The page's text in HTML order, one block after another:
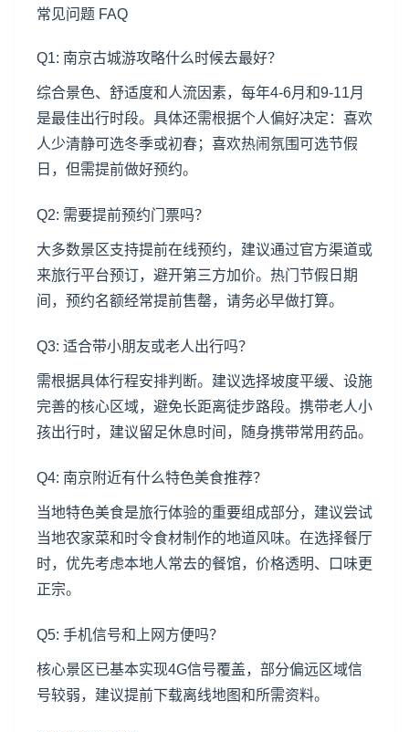
常见问题 FAQ
Q1: 南京古城游攻略什么时候去最好？
综合景色、舒适度和人流因素，每年4-6月和9-11月
是最佳出行时段。具体还需根据个人偏好决定：喜欢
人少清静可选冬季或初春；喜欢热闹氛围可选节假
日，但需提前做好预约。
Q2: 需要提前预约门票吗？
大多数景区支持提前在线预约，建议通过官方渠道或
来旅行平台预订，避开第三方加价。热门节假日期
间，预约名额经常提前售罄，请务必早做打算。
Q3: 适合带小朋友或老人出行吗？
需根据具体行程安排判断。建议选择坡度平缓、设施
完善的核心区域，避免长距离徒步路段。携带老人小
孩出行时，建议留足休息时间，随身携带常用药品。
Q4: 南京附近有什么特色美食推荐？
当地特色美食是旅行体验的重要组成部分，建议尝试
当地农家菜和时令食材制作的地道风味。在选择餐厅
时，优先考虑本地人常去的餐馆，价格透明、口味更
正宗。
Q5: 手机信号和上网方便吗？
核心景区已基本实现4G信号覆盖，部分偏远区域信
号较弱，建议提前下载离线地图和所需资料。